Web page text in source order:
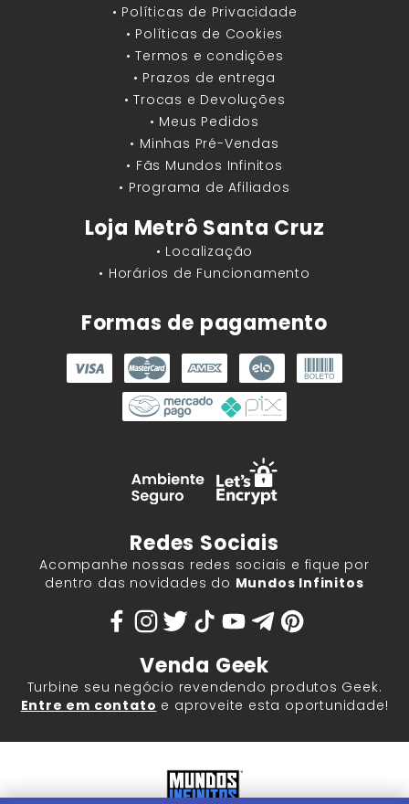
• Políticas de Privacidade
• Políticas de Cookies
• Termos e condições
• Prazos de entrega
• Trocas e Devoluções
• Meus Pedidos
• Minhas Pré-Vendas
• Fãs Mundos Infinitos
• Programa de Afiliados
Loja Metrô Santa Cruz
• Localização
• Horários de Funcionamento
Formas de pagamento
Redes Sociais
Acompanhe nossas redes sociais e fique por
dentro das novidades do Mundos Infinitos
Venda Geek
Turbine seu negócio revendendo produtos Geek.
Entre em contato e aproveite esta oportunidade!